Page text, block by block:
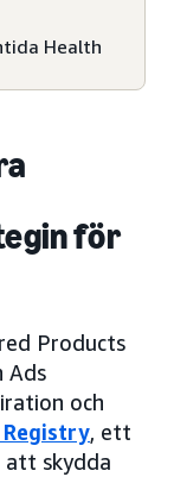
Health
för
Products
Ads
och
Registry, ett
att skydda